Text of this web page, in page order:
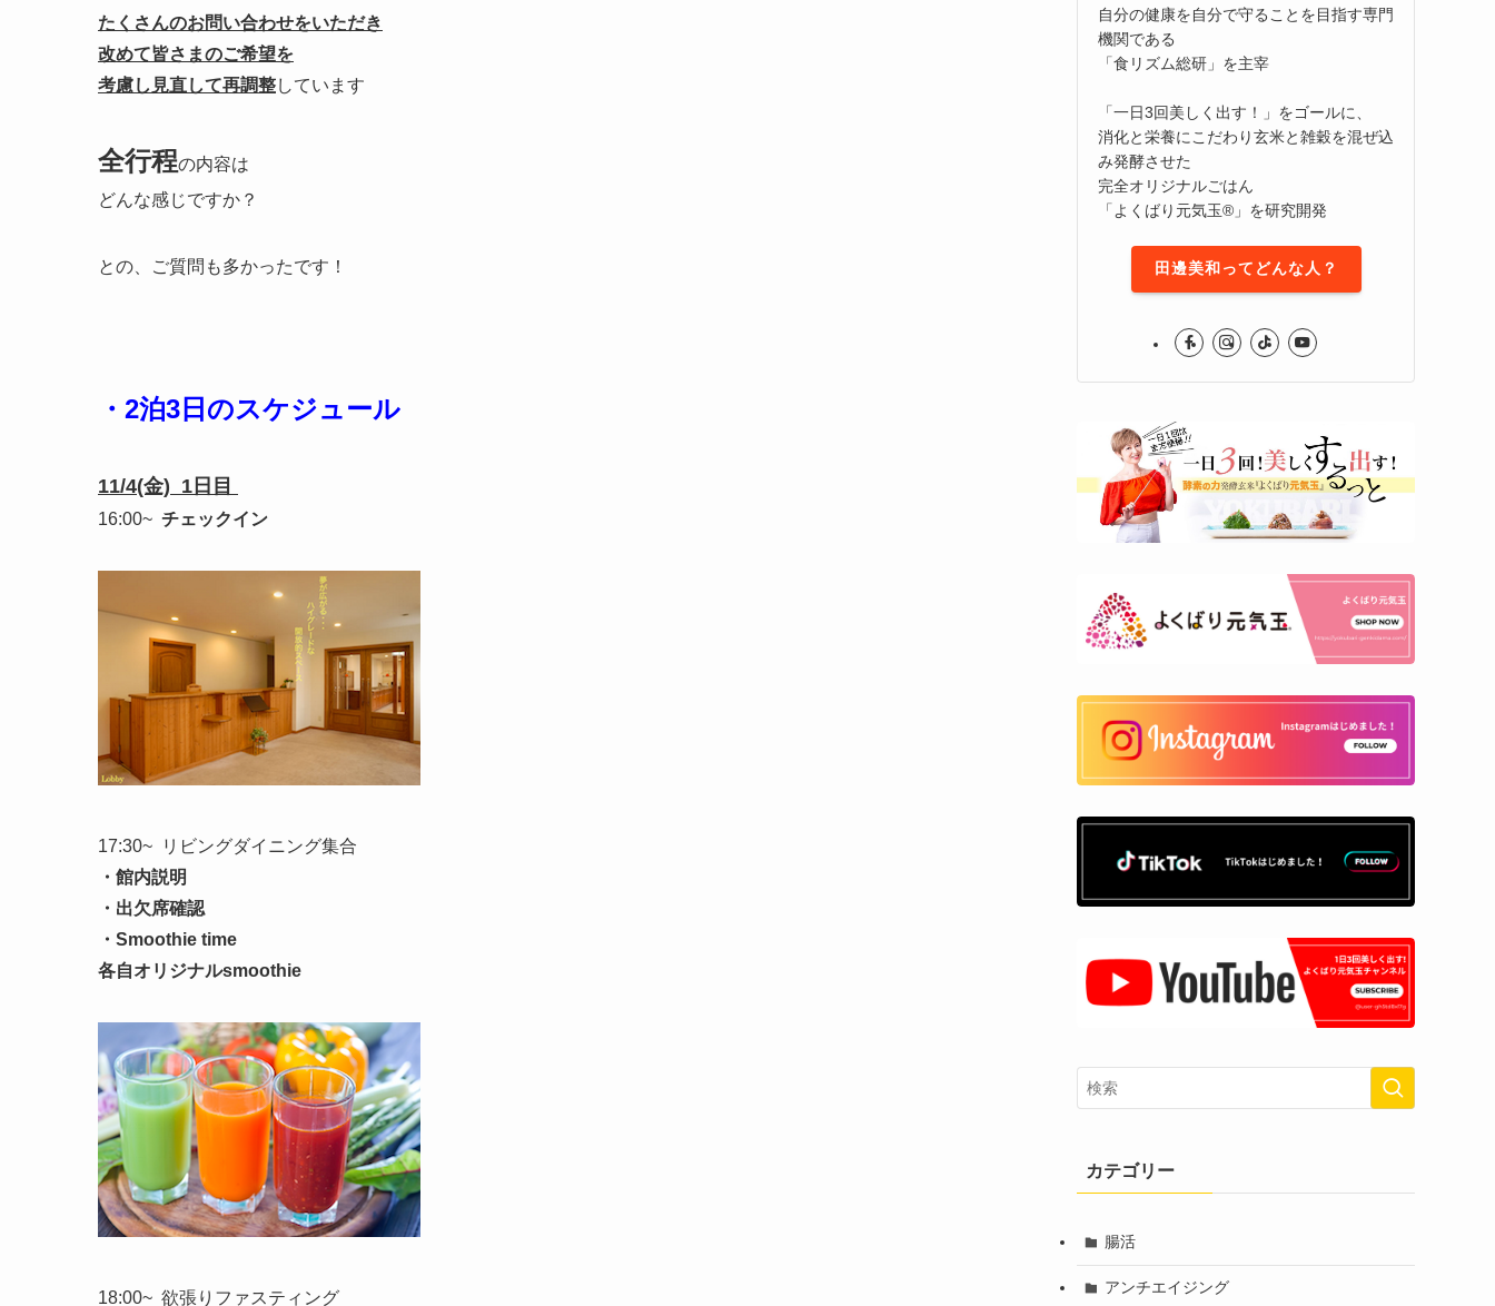
たくさんのお問い合わせをいただき
改めて皆さまのご希望を
考慮し 見直して再調整しています
全行程の内容は
どんな感じですか？
との、ご質問も多かったです！
・2泊3日のスケジュール
11/4(金) 1日目
16:00~ チェックイン
17:30~ リビングダイニング集合
・館内説明
・出欠席確認
・Smoothie time
各自オリジナルsmoothie
18:00~ 欲張りファスティング
自分の健康を自分で守ることを目指す専門
機関である
「食リズム総研」を主宰
「一日3回美しく出す！」をゴールに、
消化と栄養にこだわり玄米と雑穀を混ぜ込
み発酵させた
完全オリジナルごはん
「よくばり元気玉®」を研究開発
田邊美和ってどんな人？
カテゴリー
腸活
アンチエイジング